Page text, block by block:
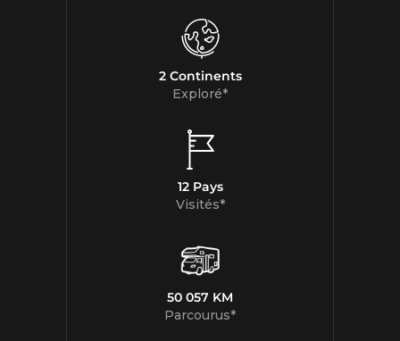
2 Continents
Exploré*
12 Pays
Visités*
50 057 KM
Parcourus*